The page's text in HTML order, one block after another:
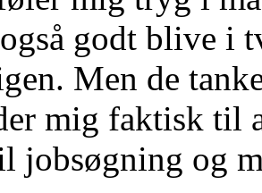
godt blive i
Men de
mig faktisk til
jobsøgning og